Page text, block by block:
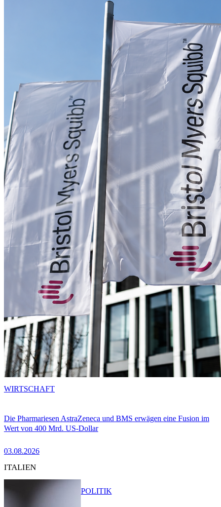
Die Pharmariesen AstraZeneca und BMS erwägen eine Fusion im
Wert von 400 Mrd. US-Dollar
03.08.2026
WIRTSCHAFT
ITALIEN
POLITIK